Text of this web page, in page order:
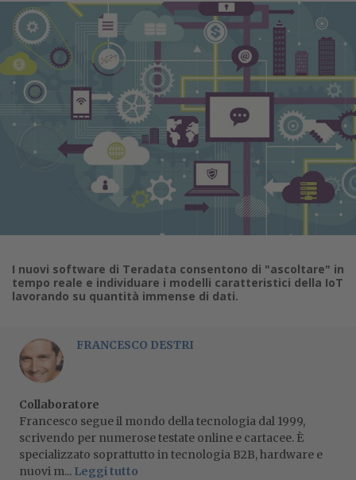
I nuovi software di Teradata consentono di "ascoltare" in
tempo reale e individuare i modelli caratteristici della IoT
lavorando su quantità immense di dati.
FRANCESCO DESTRI
Collaboratore
Francesco segue il mondo della tecnologia dal 1999,
scrivendo per numerose testate online e cartacee. È
specializzato soprattutto in tecnologia B2B, hardware e
nuovi m... Leggi tutto